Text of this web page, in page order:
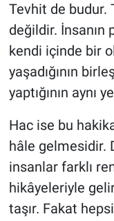
Tevhit de budur.
değildir. İnsanın
kendi içinde bir
yaşadığının
yaptığının aynı
Hac ise bu
hâle gelmesidir.
insanlar farklı
hikâyeleriyle
taşır. Fakat